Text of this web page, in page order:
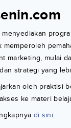
menyediakan
memperoleh
marketing, mulai
strategi yang
oleh praktisi
ke materi
di sini.